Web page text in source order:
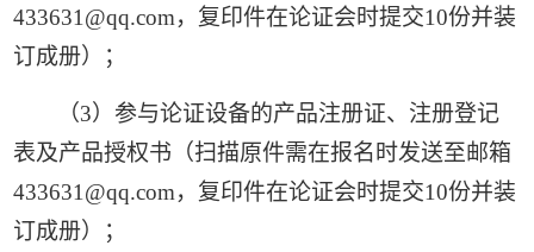
433631@qq.com，复印件在论证会时提交10份并装
订成册）；
（3）参与论证设备的产品注册证、注册登记
表及产品授权书（扫描原件需在报名时发送至邮箱
433631@qq.com，复印件在论证会时提交10份并装
订成册）；